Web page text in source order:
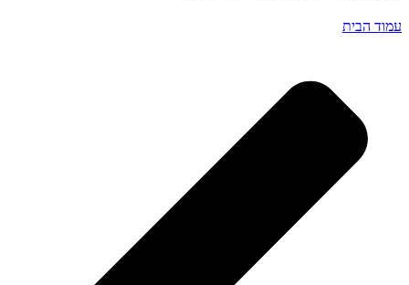
עמוד הבית